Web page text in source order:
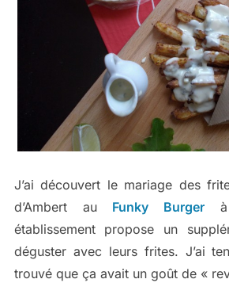
J’ai découvert le mariage des
d’Ambert au Funky Burger à
établissement propose un
déguster avec leurs frites. J’ai
trouvé que ça avait un goût de «